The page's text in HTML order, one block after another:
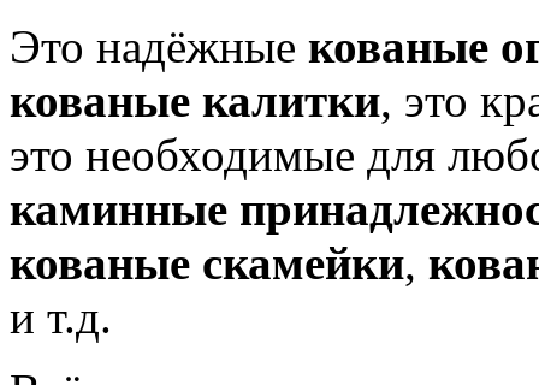
Это надёжные кованые
кованые калитки, это
это необходимые для
каминные
кованые скамейки,
и т.д.